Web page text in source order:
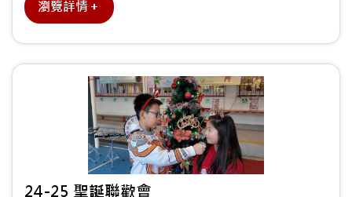
瀏覽詳情＋
24-25 聖誕聯歡會